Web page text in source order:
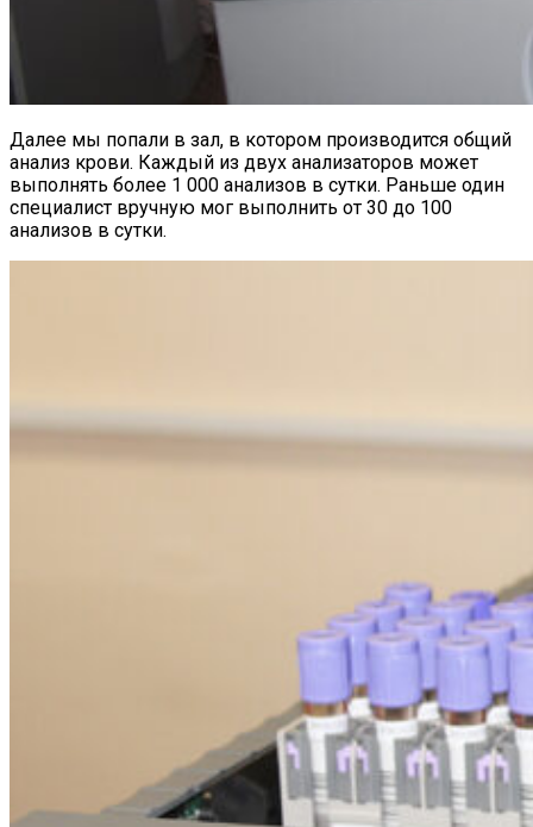
Далее мы попали в зал, в котором производится общий
анализ крови. Каждый из двух анализаторов может
выполнять более 1 000 анализов в сутки. Раньше один
специалист вручную мог выполнить от 30 до 100
анализов в сутки.